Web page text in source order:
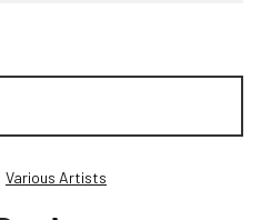
Various Artists